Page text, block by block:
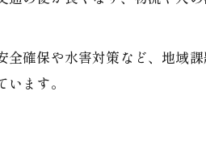
ント
基本
確保や水害対策など、地域
ます。